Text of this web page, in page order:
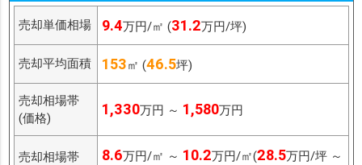
売却単価相場 9.4万円/㎡ (31.2万円/坪)
売却平均面積 153㎡ (46.5坪)
売却相場帯
(価格)
1,330万円 ～ 1,580万円
売却相場帯
8.6万円/㎡ ～ 10.2万円/㎡(28.5万円/坪 ～